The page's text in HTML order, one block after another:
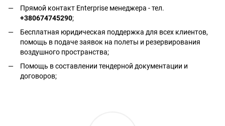
Прямой контакт Enterprise менеджера - тел.
+380674745290;
Бесплатная юридическая поддержка для всех клиентов,
помощь в подаче заявок на полеты и резервирования
воздушного пространства;
Помощь в составлении тендерной документации и
договоров;